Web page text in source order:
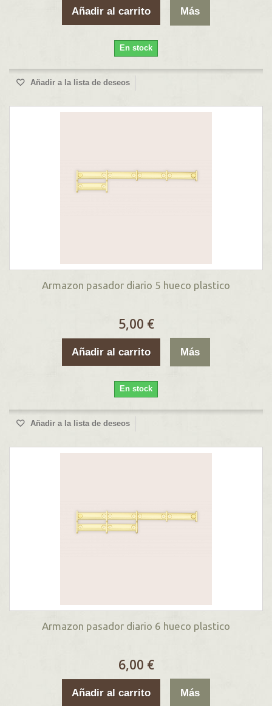
Añadir al carrito Más
En stock
Añadir a la lista de deseos
Armazon pasador diario 5 hueco plastico
5,00 €
Añadir al carrito Más
En stock
Añadir a la lista de deseos
Armazon pasador diario 6 hueco plastico
6,00 €
Añadir al carrito Más